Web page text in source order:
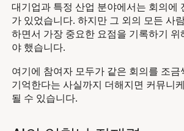
대기업과 특정 산업 분야에서는 회의에
가 있었습니다. 하지만 그 외의 모든 사
하면서 가장 중요한 요점을 기록하기 위
야 했습니다.
여기에 참여자 모두가 같은 회의를 조금
기억한다는 사실까지 더해지면 커뮤니
될 수 있습니다.